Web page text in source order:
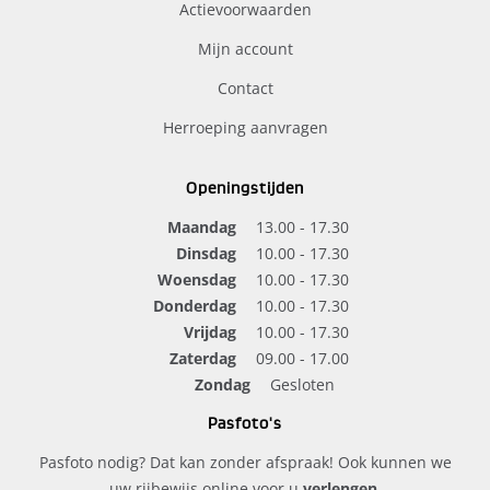
Actievoorwaarden
Mijn account
Contact
Herroeping aanvragen
Openingstijden
Maandag
13.00 - 17.30
Dinsdag
10.00 - 17.30
Woensdag
10.00 - 17.30
Donderdag
10.00 - 17.30
Vrijdag
10.00 - 17.30
Zaterdag
09.00 - 17.00
Zondag
Gesloten
Pasfoto's
Pasfoto nodig? Dat kan zonder afspraak! Ook kunnen we